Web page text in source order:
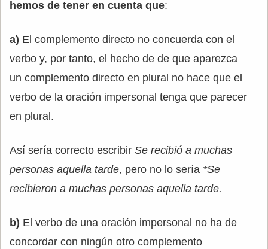
hemos de tener en cuenta que:
a) El complemento directo no concuerda con el
verbo y, por tanto, el hecho de de que aparezca
un complemento directo en plural no hace que el
verbo de la oración impersonal tenga que parecer
en plural.
Así sería correcto escribir Se recibió a muchas
personas aquella tarde, pero no lo sería *Se
recibieron a muchas personas aquella tarde.
b) El verbo de una oración impersonal no ha de
concordar con ningún otro complemento